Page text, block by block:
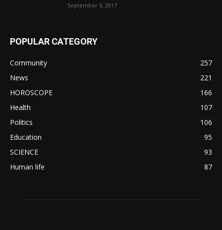
September 5, 2017
POPULAR CATEGORY
Community
257
News
221
HOROSCOPE
166
Health
107
Politics
106
Education
95
SCIENCE
93
Human life
87